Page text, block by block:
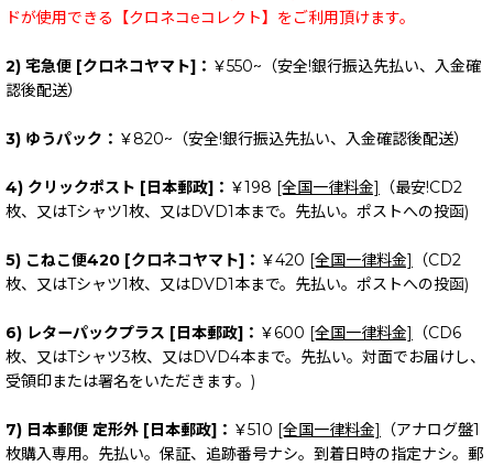
ドが使用できる【クロネコeコレクト】をご利用頂けます。
2) 宅急便 [クロネコヤマト]： ￥550~（安全!銀行振込先払い、入金確
認後配送）
3) ゆうパック： ￥820~（安全!銀行振込先払い、入金確認後配送）
4) クリックポスト [日本郵政]： ￥198 [全国一律料金]
（最安!CD2
枚、又はTシャツ1枚、又はDVD1本まで。先払い。ポストへの投函)
5) こねこ便420 [クロネコヤマト]： ￥420 [全国一律料金]
（CD2
枚、又はTシャツ1枚、又はDVD1本まで。先払い。ポストへの投函)
6) レターパックプラス [日本郵政]： ￥600 [全国一律料金]
（CD6
枚、又はTシャツ3枚、又はDVD4本まで。先払い。対面でお届けし、
受領印または署名をいただきます。)
7) 日本郵便 定形外 [日本郵政]： ￥510 [全国一律料金]
（アナログ盤1
枚購入専用。先払い。保証、追跡番号ナシ。到着日時の指定ナシ。郵